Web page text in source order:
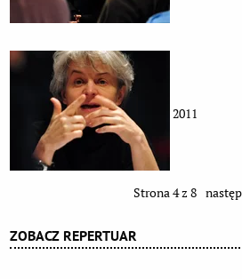
ZOBACZ REPERTUAR
2011
Strona 4 z 8